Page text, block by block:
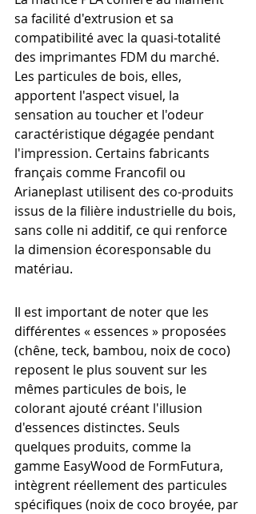
sa facilité d'extrusion et sa
compatibilité avec la quasi-totalité
des imprimantes FDM du marché.
Les particules de bois, elles,
apportent l'aspect visuel, la
sensation au toucher et l'odeur
caractéristique dégagée pendant
l'impression. Certains fabricants
français comme Francofil ou
Arianeplast utilisent des co-produits
issus de la filière industrielle du bois,
sans colle ni additif, ce qui renforce
la dimension écoresponsable du
matériau.
Il est important de noter que les
différentes « essences » proposées
(chêne, teck, bambou, noix de coco)
reposent le plus souvent sur les
mêmes particules de bois, le
colorant ajouté créant l'illusion
d'essences distinctes. Seuls
quelques produits, comme la
gamme EasyWood de FormFutura,
intègrent réellement des particules
spécifiques (noix de coco broyée, par